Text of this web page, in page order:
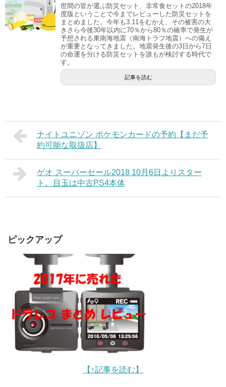
世間の皆が選ぶ防災セット、非常食セットの2018年
度版ということで今までレビューした防災セットを
まとめました。今年も3.11をむかえ、その被害の大
きさら今後30年以内に70％から80％の確率で発生が
予想される東南海地震（南海トラフ地震）への備え
が重要となってきました。地震発生後の3日から7日
の命運を分ける防災セットを誰もが検討する時代で
す。
記事を読む
ナイトユニゾン ポケモンカードの予約【まだ予
約可能な取扱店】
ゲオ スーパーセール2018 10月6日よりスター
ト。目玉は中古PS4本体
ピックアップ
【↑記事を読む】